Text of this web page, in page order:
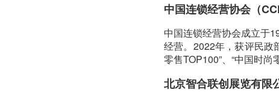
中国连锁经营协会（
中国连锁经营协会成立于
经营。2022年，获评民政
零售TOP100”、“中国时尚
北京智合联创展览有限